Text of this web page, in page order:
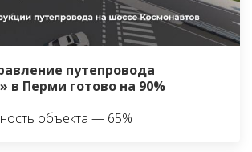
путепровода
в Перми готово на 90%
объекта — 65%